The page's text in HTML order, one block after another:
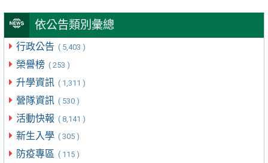
依公告類別彙總
行政公告 ( 5,403 )
榮譽榜 ( 253 )
升學資訊 ( 1,311 )
營隊資訊 ( 530 )
活動快報 ( 8,141 )
新生入學 ( 305 )
防疫專區 ( 115 )